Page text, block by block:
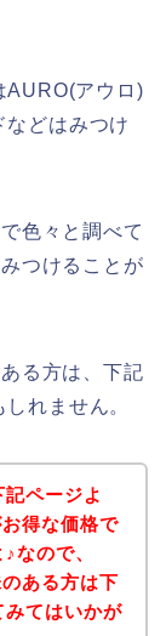
AURO(アウロ)
どはみつけ
色々と調べて
つけることが
る方は、下記
れません。
ページよ
得な価格で
なので、
ある方は下
みてはいかが